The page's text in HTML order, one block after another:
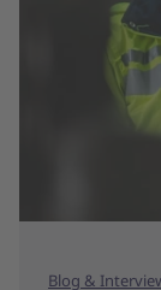
Blog &